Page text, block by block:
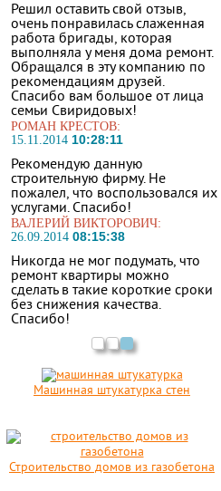
Решил оставить свой отзыв,
очень понравилась слаженная
работа бригады, которая
выполняла у меня дома ремонт.
Обращался в эту компанию по
рекомендациям друзей.
Спасибо вам большое от лица
семьи Свиридовых!
РОМАН КРЕСТОВ:
15.11.2014 10:28:11
Рекомендую данную
строительную фирму. Не
пожалел, что воспользовался их
услугами. Спасибо!
ВАЛЕРИЙ ВИКТОРОВИЧ:
26.09.2014 08:15:38
Никогда не мог подумать, что
ремонт квартиры можно
сделать в такие короткие сроки
без снижения качества.
Спасибо!
Машинная штукатурка стен
Строительство домов из газобетона